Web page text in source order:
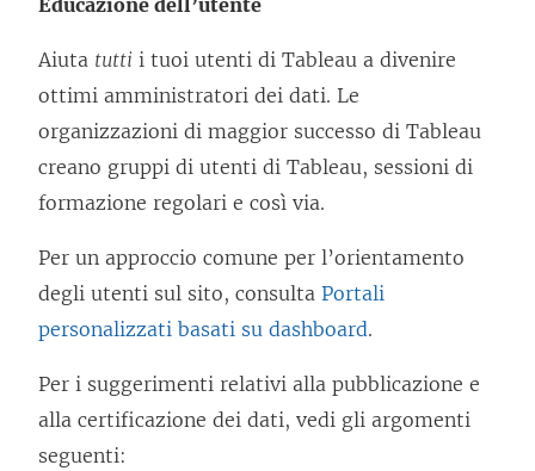
Aiuta tutti i tuoi utenti di Tableau a divenire
ottimi amministratori dei dati. Le
organizzazioni di maggior successo di Tableau
creano gruppi di utenti di Tableau, sessioni di
formazione regolari e così via.
Per un approccio comune per l’orientamento
degli utenti sul sito, consulta Portali
personalizzati basati su dashboard.
Per i suggerimenti relativi alla pubblicazione e
alla certificazione dei dati, vedi gli argomenti
seguenti: